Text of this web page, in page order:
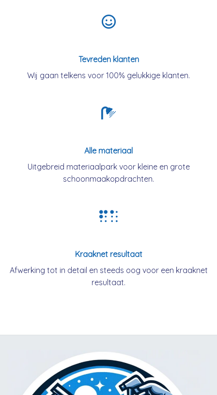
Tevreden klanten
Wij gaan telkens voor 100% gelukkige klanten.
Alle materiaal
Uitgebreid materiaalpark voor kleine en grote
schoonmaakopdrachten.
Kraaknet resultaat
Afwerking tot in detail en steeds oog voor een kraaknet
resultaat.